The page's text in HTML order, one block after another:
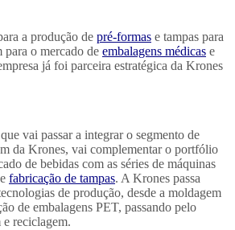
a produção de pré-formas e tampas para
para o mercado de embalagens médicas e
já foi parceira estratégica da Krones
vai passar a integrar o segmento de
da Krones, vai complementar o portfólio
de bebidas com as séries de máquinas
e fabricação de tampas. A Krones passa
de produção, desde a moldagem
de embalagens PET, passando pelo
reciclagem.